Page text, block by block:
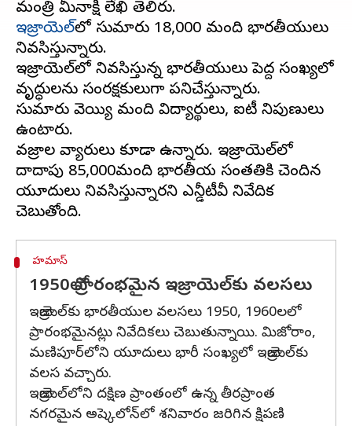
ఇజ్రాయెల్‌లో సుమారు 18,000 మంది భారతీయులు
నివసిస్తున్నారు.
ఇజ్రాయెల్‌లో నివసిస్తున్న భారతీయులు పెద్ద సంఖ్యలో
వృద్ధులను సంరక్షకులుగా పనిచేస్తున్నారు.
సుమారు వెయ్యి మంది విద్యార్థులు, ఐటీ నిపుణులు
ఉంటారు.
వజ్రాల వ్యాపారులు కూడా ఉన్నారు. ఇజ్రాయెల్‌లో
దాదాపు 85,000మంది భారతీయ సంతతికి చెందిన
యూదులు నివసిస్తున్నారని ఎన్డీటీవీ నివేదిక
హమాస్
1950లో ప్రారంభమైన ఇజ్రాయెల్‌కు వలసలు
ఇజ్రాయెల్‌కు భారతీయుల వలసలు 1950, 1960లలో
ప్రారంభమైనట్లు నివేదికలు చెబుతున్నాయి. మిజోరాం,
మణిపూర్‌లోని యూదులు భారీ సంఖ్యలో ఇజ్రాయెల్‌కు
వలస వచ్చారు.
ఇజ్రాయెల్‌లోని దక్షిణ ప్రాంతంలో ఉన్న తీరప్రాంత
నగరమైన అష్కెలోన్‌లో శనివారం జరిగిన క్షిపణి